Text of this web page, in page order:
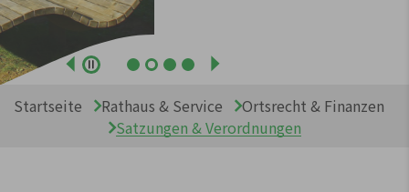
Startseite Rathaus & Service
Ortsrecht & Finanzen
Satzungen & Verordnungen